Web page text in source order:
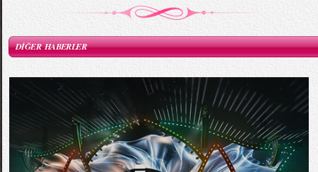
DİĞER HABERLER